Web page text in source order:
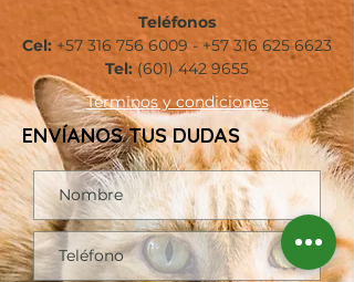
Teléfonos
Cel: +57 316 756 6009 - +57 316 625 6623
Tel: (601) 442 9655
Términosy condiciones
ENVÍANOS TUS DUDAS